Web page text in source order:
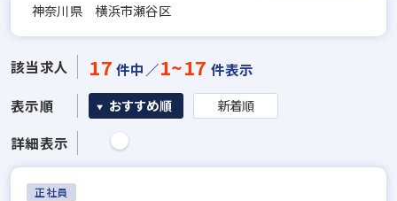
神奈川県 横浜市瀬谷区
該当求人 17 件中／1~17 件表示
表示順
おすすめ順 新着順
詳細表示
正社員